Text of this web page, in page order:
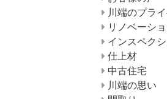
川端のプラ
リノベーシ
インスペク
仕上材
中古住宅
川端の思い